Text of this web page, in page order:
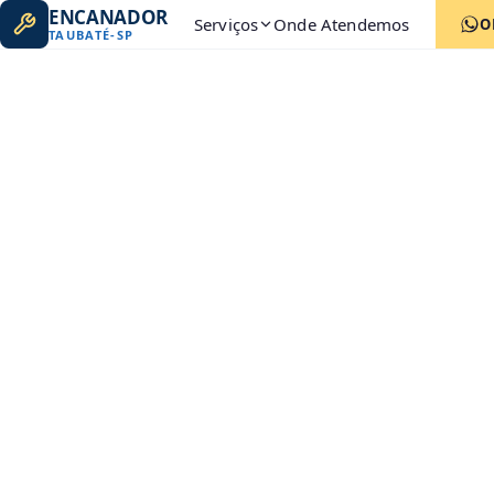
ENCANADOR
TAUBATÉ-SP Serviços Onde Atendemos